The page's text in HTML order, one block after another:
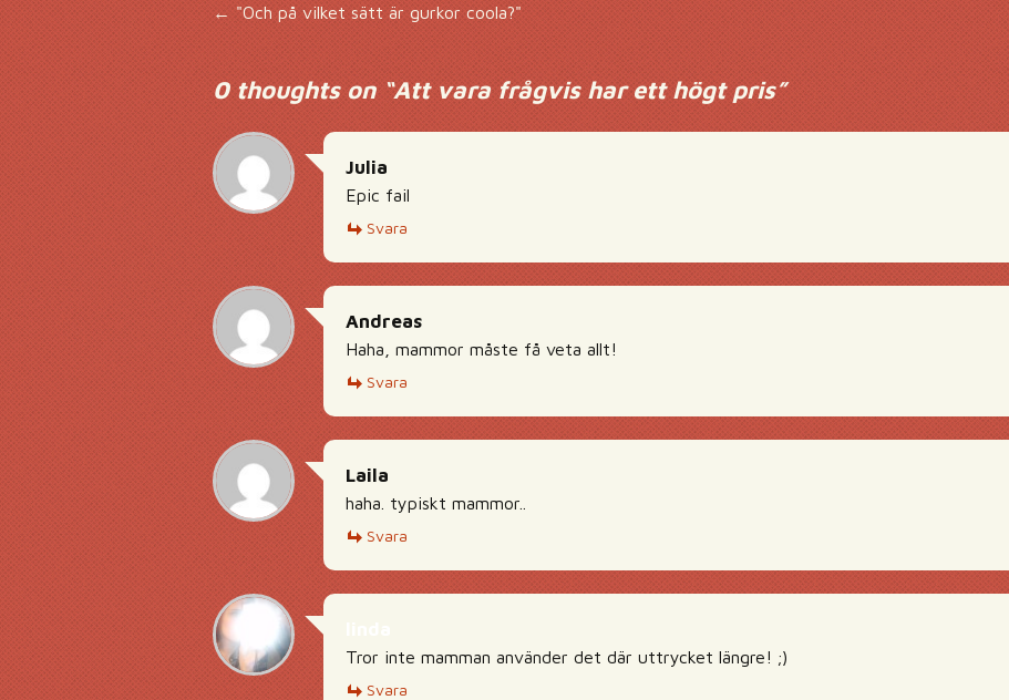
Inläggsnavigering
← "Och på vilket sätt är gurkor coola?"
0 thoughts on “Att vara frågvis har ett högt pris”
Julia
Epic fail
Svara
Andreas
Haha, mammor måste få veta allt!
Svara
Laila
haha. typiskt mammor..
Svara
Tror inte mamman använder det där uttrycket längre! ;)
Svara